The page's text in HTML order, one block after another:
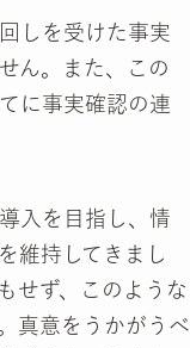
しを受けた事実
ん。また、この
に事実確認の連
入を目指し、情
維持してきまし
せず、このような
真意をうかがうべ